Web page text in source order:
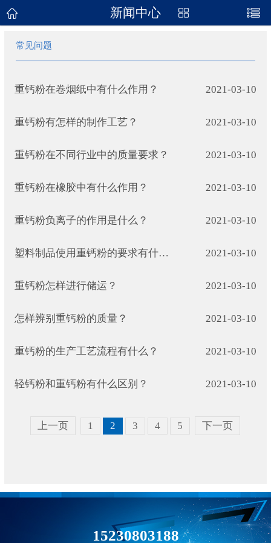
新闻中心
常见问题
重钙粉在卷烟纸中有什么作用？ 2021-03-10
重钙粉有怎样的制作工艺？ 2021-03-10
重钙粉在不同行业中的质量要求？ 2021-03-10
重钙粉在橡胶中有什么作用？ 2021-03-10
重钙粉负离子的作用是什么？ 2021-03-10
塑料制品使用重钙粉的要求有什么？ 2021-03-10
重钙粉怎样进行储运？ 2021-03-10
怎样辨别重钙粉的质量？ 2021-03-10
重钙粉的生产工艺流程有什么？ 2021-03-10
轻钙粉和重钙粉有什么区别？ 2021-03-10
上一页 1 2 3 4 5 下一页
15230803188